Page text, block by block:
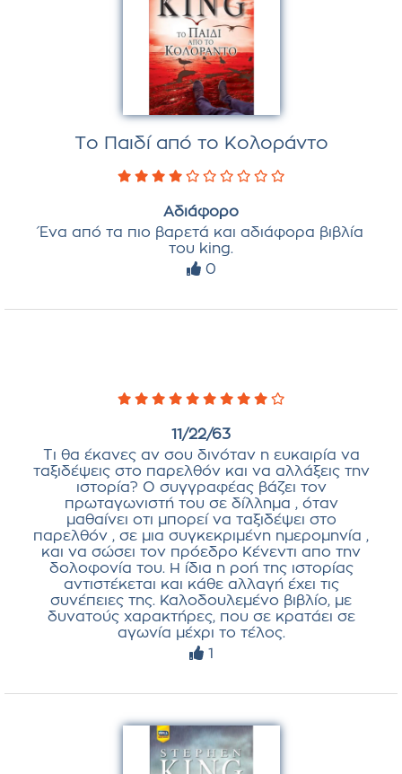
Το Παιδί από το Κολοράντο
Αδιάφορο
Ένα από τα πιο βαρετά και αδιάφορα βιβλία
του king.
0
11/22/63
Τι θα έκανες αν σου δινόταν η ευκαιρία να
ταξιδέψεις στο παρελθόν και να αλλάξεις την
ιστορία? Ο συγγραφέας βάζει τον
πρωταγωνιστή του σε δίλλημα , όταν
μαθαίνει οτι μπορεί να ταξιδέψει στο
παρελθόν , σε μια συγκεκριμένη ημερομηνία ,
και να σώσει τον πρόεδρο Κένεντι απο την
δολοφονία του. Η ίδια η ροή της ιστορίας
αντιστέκεται και κάθε αλλαγή έχει τις
συνέπειες της. Καλοδουλεμένο βιβλίο, με
δυνατούς χαρακτήρες, που σε κρατάει σε
αγωνία μέχρι το τέλος.
1